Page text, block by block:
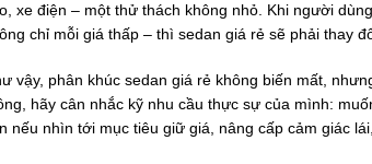
xe điện – một thử thách không nhỏ. Khi người
chỉ mỗi giá thấp – thì sedan giá rẻ sẽ phải thay
vậy, phân khúc sedan giá rẻ không biến mất,
hãy cân nhắc kỹ nhu cầu thực sự của mình:
nếu nhìn tới mục tiêu giữ giá, nâng cấp cảm giác